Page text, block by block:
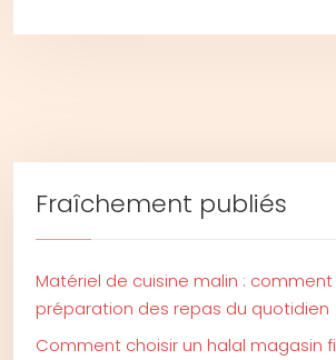
Fraîchement publiés
Matériel de cuisine malin : comment
préparation des repas du quotidien
Comment choisir un halal magasin